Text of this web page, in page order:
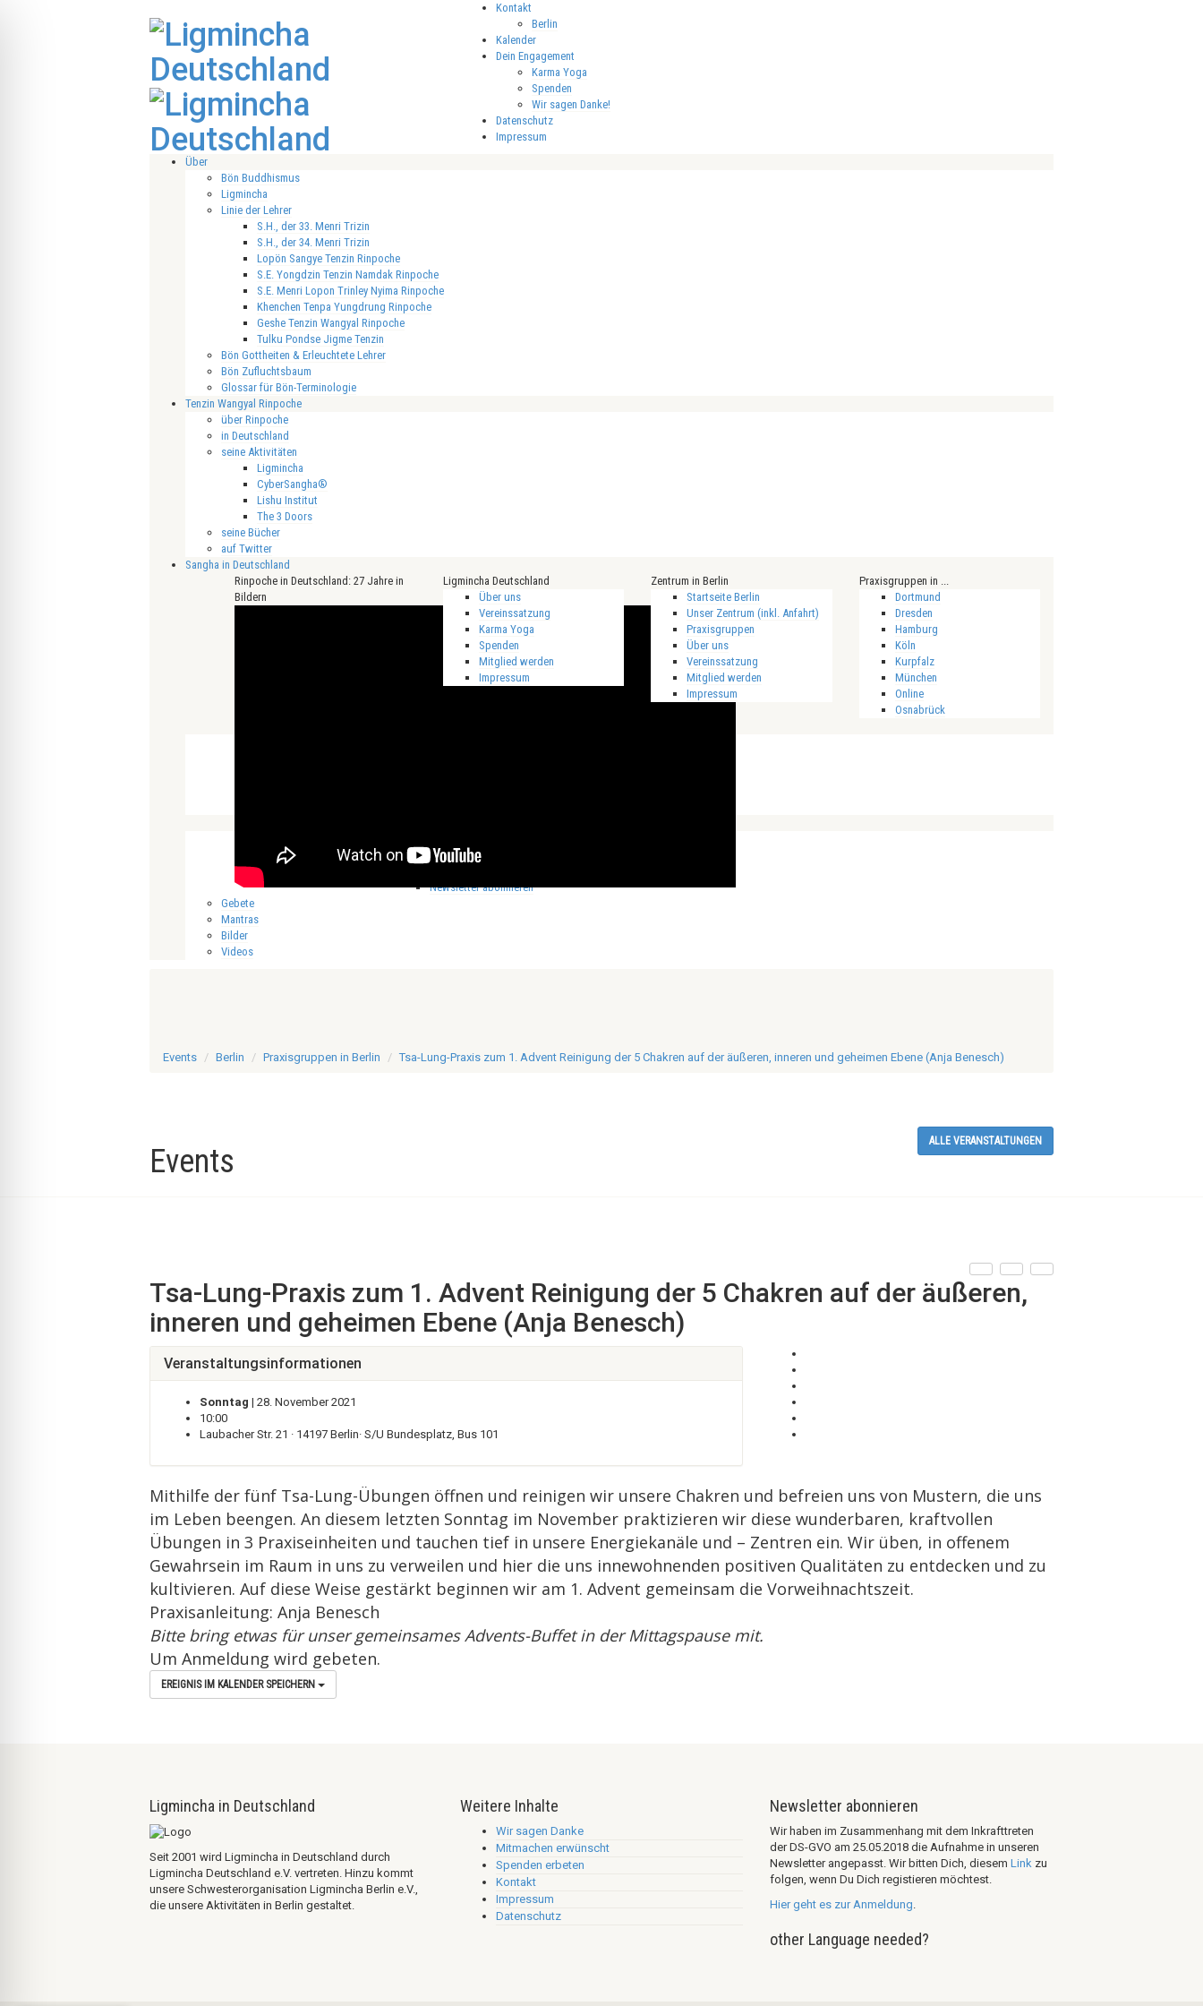
Kontakt
Berlin
Kalender
Dein Engagement
Karma Yoga
Spenden
Wir sagen Danke!
Datenschutz
Impressum
Über
Bön Buddhismus
Ligmincha
Linie der Lehrer
S.H., der 33. Menri Trizin
S.H., der 34. Menri Trizin
Lopön Sangye Tenzin Rinpoche
S.E. Yongdzin Tenzin Namdak Rinpoche
S.E. Menri Lopon Trinley Nyima Rinpoche
Khenchen Tenpa Yungdrung Rinpoche
Geshe Tenzin Wangyal Rinpoche
Tulku Pondse Jigme Tenzin
Bön Gottheiten & Erleuchtete Lehrer
Bön Zufluchtsbaum
Glossar für Bön-Terminologie
Tenzin Wangyal Rinpoche
über Rinpoche
in Deutschland
seine Aktivitäten
Ligmincha
CyberSangha®
Lishu Institut
The 3 Doors
seine Bücher
auf Twitter
Sangha in Deutschland
Rinpoche in Deutschland: 27 Jahre in
Bildern
Ligmincha Deutschland
Über uns
Vereinssatzung
Karma Yoga
Spenden
Mitglied werden
Impressum
Zentrum in Berlin
Startseite Berlin
Unser Zentrum (inkl. Anfahrt)
Praxisgruppen
Über uns
Vereinssatzung
Mitglied werden
Impressum
Praxisgruppen in ...
Dortmund
Dresden
Hamburg
Köln
Kurpfalz
München
Online
Osnabrück
Newsletter Archiv
Newsletter abonnieren
Gebete
Mantras
Bilder
Videos
Events Berlin Praxisgruppen in Berlin Tsa-Lung-Praxis zum 1. Advent Reinigung der 5 Chakren auf der äußeren, inneren und geheimen Ebene (Anja Benesch)
Events
ALLE VERANSTALTUNGEN
Tsa-Lung-Praxis zum 1. Advent Reinigung der 5 Chakren auf der äußeren,
inneren und geheimen Ebene (Anja Benesch)
Veranstaltungsinformationen
Sonntag | 28. November 2021
10:00
Laubacher Str. 21 · 14197 Berlin· S/U Bundesplatz, Bus 101
Mithilfe der fünf Tsa-Lung-Übungen öffnen und reinigen wir unsere Chakren und befreien uns von Mustern, die uns
im Leben beengen. An diesem letzten Sonntag im November praktizieren wir diese wunderbaren, kraftvollen
Übungen in 3 Praxiseinheiten und tauchen tief in unsere Energiekanäle und – Zentren ein. Wir üben, in offenem
Gewahrsein im Raum in uns zu verweilen und hier die uns innewohnenden positiven Qualitäten zu entdecken und zu
kultivieren. Auf diese Weise gestärkt beginnen wir am 1. Advent gemeinsam die Vorweihnachtszeit.
Praxisanleitung: Anja Benesch
Bitte bring etwas für unser gemeinsames Advents-Buffet in der Mittagspause mit.
Um Anmeldung wird gebeten.
EREIGNIS IM KALENDER SPEICHERN
Ligmincha in Deutschland
Seit 2001 wird Ligmincha in Deutschland durch
Ligmincha Deutschland e.V. vertreten. Hinzu kommt
unsere Schwesterorganisation Ligmincha Berlin e.V.,
die unsere Aktivitäten in Berlin gestaltet.
Weitere Inhalte
Wir sagen Danke
Mitmachen erwünscht
Spenden erbeten
Kontakt
Impressum
Datenschutz
Newsletter abonnieren
Wir haben im Zusammenhang mit dem Inkrafttreten
der DS-GVO am 25.05.2018 die Aufnahme in unseren
Newsletter angepasst. Wir bitten Dich, diesemLink zu
folgen, wenn Du Dich registieren möchtest.
Hier geht es zur Anmeldung.
other Language needed?